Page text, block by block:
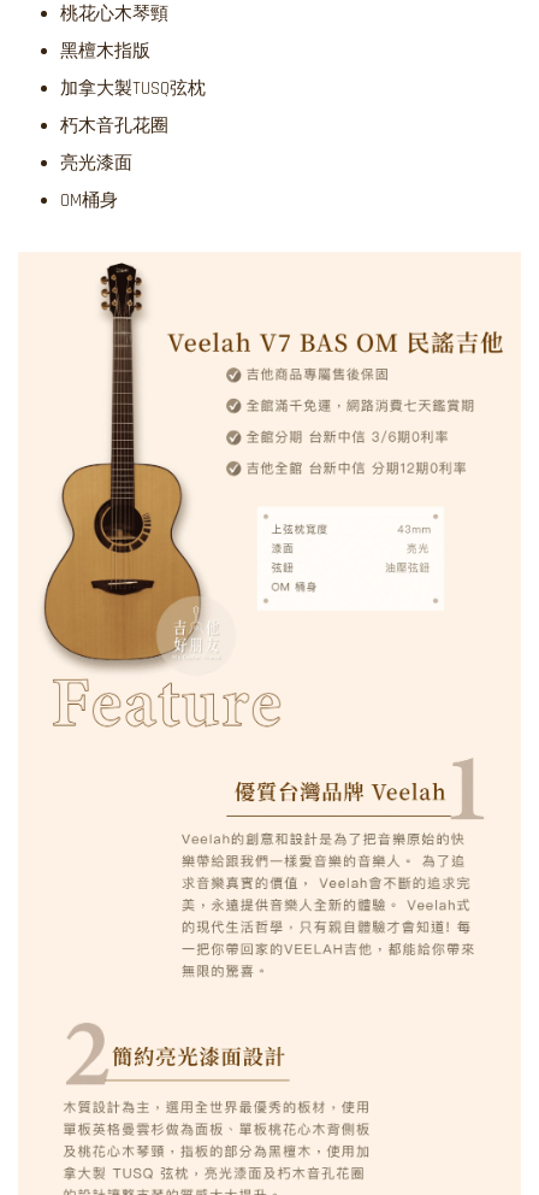
桃花心木琴頸
黑檀木指版
加拿大製TUSQ弦枕
朽木音孔花圈
亮光漆面
OM桶身